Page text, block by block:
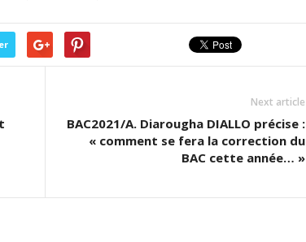
Next article
BAC2021/A. Diarougha DIALLO précise :
« comment se fera la correction du
BAC cette année… »